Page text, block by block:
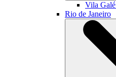
Vila Galé
Rio de Janeiro